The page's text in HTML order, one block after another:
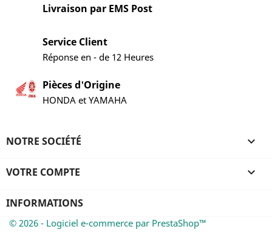
Livraison par EMS Post
Service Client
Réponse en - de 12 Heures
Pièces d'Origine
HONDA et YAMAHA
NOTRE SOCIÉTÉ 
VOTRE COMPTE 
INFORMATIONS
© 2026 - Logiciel e-commerce par PrestaShop™